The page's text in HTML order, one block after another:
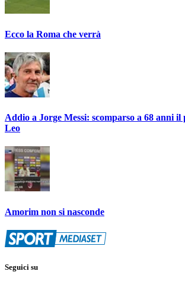
Ecco la Roma che verrà
Addio a Jorge Messi: scomparso a 68 anni il
Leo
Amorim non si nasconde
Seguici su